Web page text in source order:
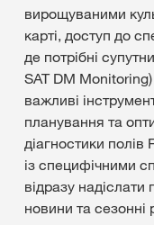
вирощуваними
карті, доступ до
де потрібні
SAT DM
важливі
планування та
діагностики
із специфічними
відразу надіслати
новини та сезонні